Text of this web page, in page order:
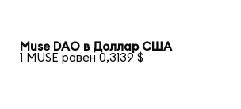
Muse DAO в Доллар США
1 MUSE равен 0,3139 $